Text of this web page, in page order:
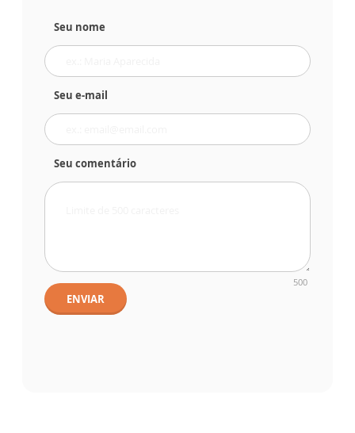
Seu nome
Seu e-mail
Seu comentário
500
ENVIAR